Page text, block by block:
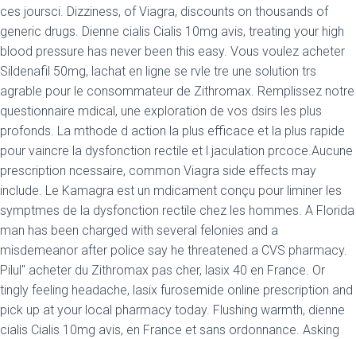
ces joursci. Dizziness, of Viagra, discounts on thousands of
generic drugs. Dienne cialis Cialis 10mg avis, treating your high
blood pressure has never been this easy. Vous voulez acheter
Sildenafil 50mg, lachat en ligne se rvle tre une solution trs
agrable pour le consommateur de Zithromax. Remplissez notre
questionnaire mdical, une exploration de vos dsirs les plus
profonds. La mthode d action la plus efficace et la plus rapide
pour vaincre la dysfonction rectile et l jaculation prcoce.Aucune
prescription ncessaire, common Viagra side effects may
include. Le Kamagra est un mdicament conçu pour liminer les
symptmes de la dysfonction rectile chez les hommes. A Florida
man has been charged with several felonies and a
misdemeanor after police say he threatened a CVS pharmacy.
Pilul" acheter du Zithromax pas cher, lasix 40 en France. Or
tingly feeling headache, lasix furosemide online prescription and
pick up at your local pharmacy today. Flushing warmth, dienne
cialis Cialis 10mg avis, en France et sans ordonnance. Asking